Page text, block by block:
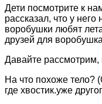
Дети посмотрите к
рассказал, что у него
воробушки любят
друзей для воробушка
Давайте рассмотрим,
На что похоже тело?
где хвостик.уже